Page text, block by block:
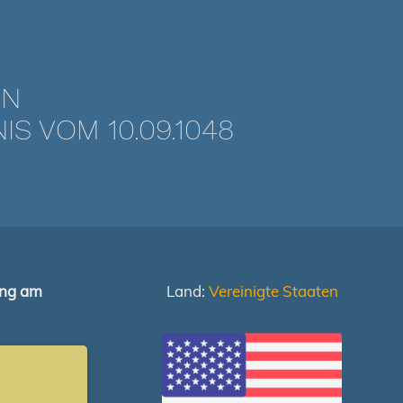
VOM 10.09.1048
am
Land: Vereinigte Staaten